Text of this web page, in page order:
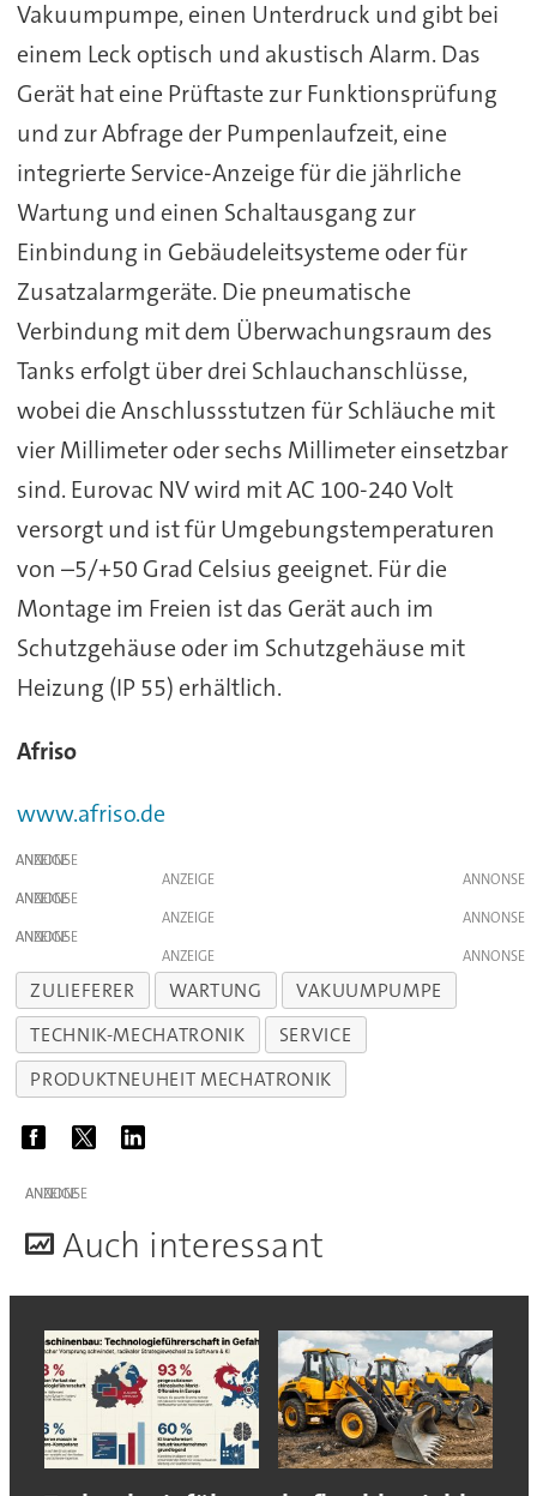
Vakuumpumpe, einen Unterdruck und gibt bei
einem Leck optisch und akustisch Alarm. Das
Gerät hat eine Prüftaste zur Funktionsprüfung
und zur Abfrage der Pumpenlaufzeit, eine
integrierte Service-Anzeige für die jährliche
Wartung und einen Schaltausgang zur
Einbindung in Gebäudeleitsysteme oder für
Zusatzalarmgeräte. Die pneumatische
Verbindung mit dem Überwachungsraum des
Tanks erfolgt über drei Schlauchanschlüsse,
wobei die Anschlussstutzen für Schläuche mit
vier Millimeter oder sechs Millimeter einsetzbar
sind. Eurovac NV wird mit AC 100-240 Volt
versorgt und ist für Umgebungstemperaturen
von –5/+50 Grad Celsius geeignet. Für die
Montage im Freien ist das Gerät auch im
Schutzgehäuse oder im Schutzgehäuse mit
Heizung (IP 55) erhältlich.
Afriso
www.afriso.de
ANZEIGE
ANZEIGE
ANZEIGE
ANZEIGE
ANZEIGE
ANZEIGE
ZULIEFERER WARTUNG
VAKUUMPUMPE
TECHNIK-MECHATRONIK
SERVICE
PRODUKTNEUHEIT MECHATRONIK
ANZEIGE
Auch interessant